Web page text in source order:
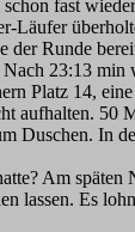
fast
Läufer
der Runde
23:13 min
Platz 14,
aufhalten. 50
Duschen. In
Am
lassen. Es